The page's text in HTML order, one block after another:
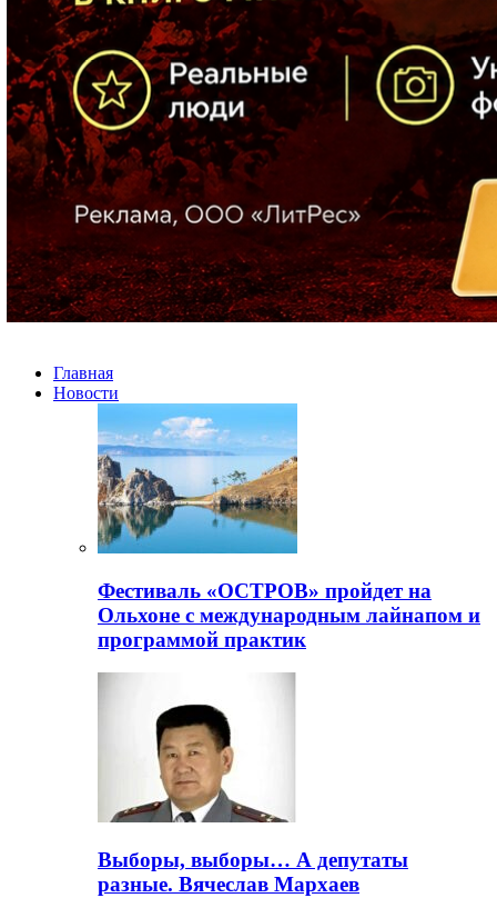
Главная
Новости
Фестиваль «ОСТРОВ» пройдет на
Ольхоне с международным лайнапом и
программой практик
Выборы, выборы… А депутаты
разные. Вячеслав Мархаев